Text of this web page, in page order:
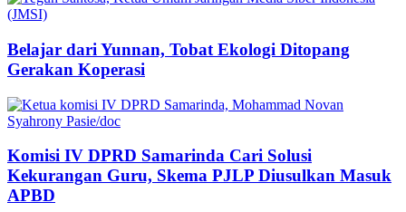
Belajar dari Yunnan, Tobat Ekologi Ditopang
Gerakan Koperasi
Komisi IV DPRD Samarinda Cari Solusi
Kekurangan Guru, Skema PJLP Diusulkan Masuk
APBD